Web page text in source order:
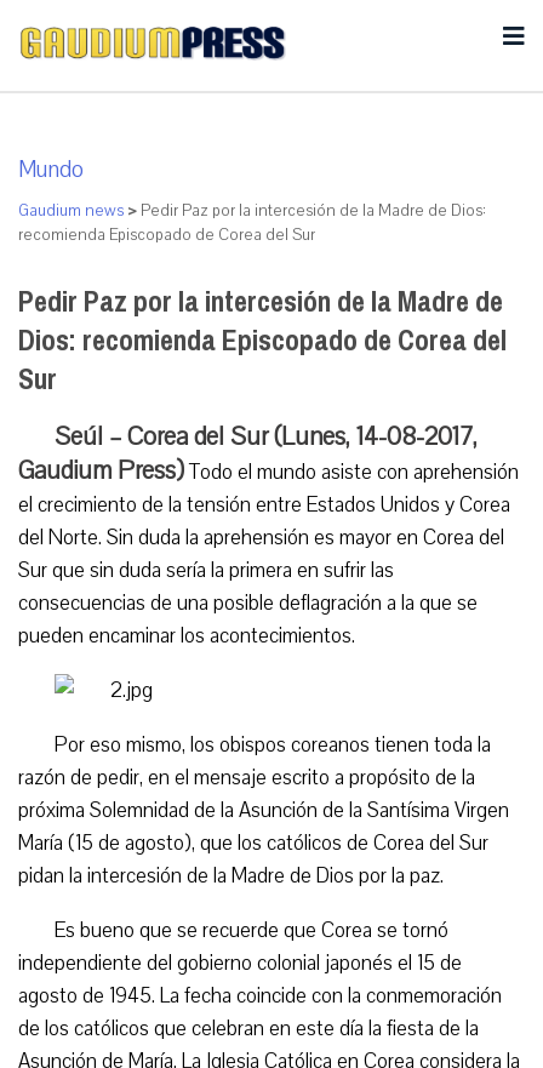
Mundo
Gaudium news > Pedir Paz por la intercesión de la Madre de Dios:
recomienda Episcopado de Corea del Sur
Pedir Paz por la intercesión de la Madre de
Dios: recomienda Episcopado de Corea del
Sur
Seúl – Corea del Sur (Lunes, 14-08-2017,
Gaudium Press)Todo el mundo asiste con aprehensión
el crecimiento de la tensión entre Estados Unidos y Corea
del Norte. Sin duda la aprehensión es mayor en Corea del
Sur que sin duda sería la primera en sufrir las
consecuencias de una posible deflagración a la que se
pueden encaminar los acontecimientos.
Por eso mismo, los obispos coreanos tienen toda la
razón de pedir, en el mensaje escrito a propósito de la
próxima Solemnidad de la Asunción de la Santísima Virgen
María (15 de agosto), que los católicos de Corea del Sur
pidan la intercesión de la Madre de Dios por la paz.
Es bueno que se recuerde que Corea se tornó
independiente del gobierno colonial japonés el 15 de
agosto de 1945. La fecha coincide con la conmemoración
de los católicos que celebran en este día la fiesta de la
Asunción de María. La Iglesia Católica en Corea considera la